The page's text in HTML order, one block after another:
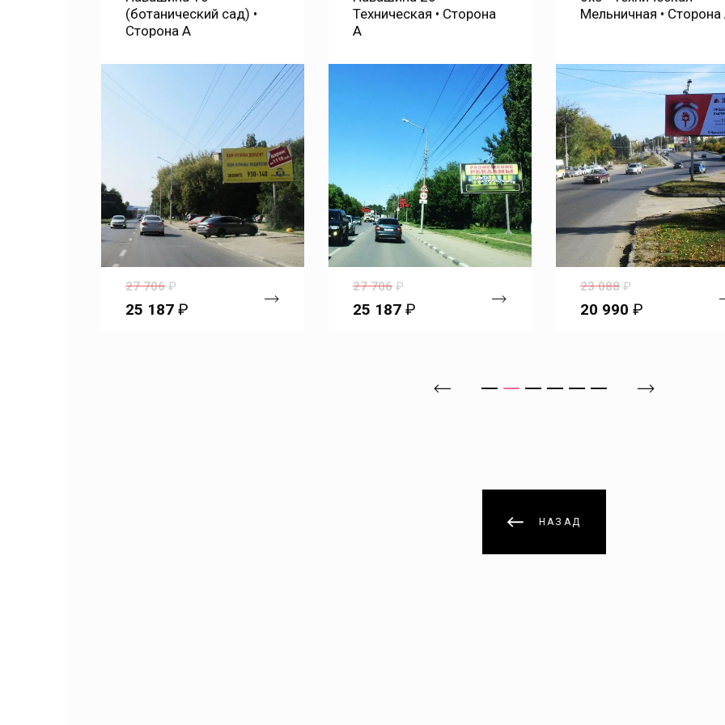
Техническая • Сторона
А
27 706 ₽
25 187 ₽
Мельничная • Сторона А
23 088 ₽
20 990 ₽
Соколовая • Сторона А
19 623 ₽
17 840 ₽
НАЗАД